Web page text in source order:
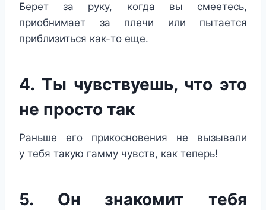
Берет за руку, когда вы смеетесь,
приобнимает за плечи или пытается
приблизиться как-то еще.
4. Ты чувствуешь, что это
не просто так
Раньше его прикосновения не вызывали
у тебя такую гамму чувств, как теперь!
5. Он знакомит тебя